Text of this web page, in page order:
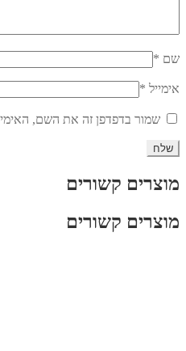
שם *
אימייל *
שמור בדפדפן זה את השם,
מוצרים קשורים
מוצרים קשורים